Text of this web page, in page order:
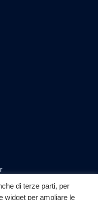
di terze parti, per
widget per ampliare le